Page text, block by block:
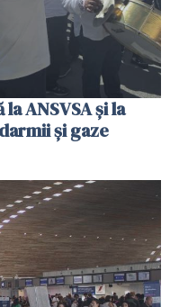
ANSVSA și la
și gaze